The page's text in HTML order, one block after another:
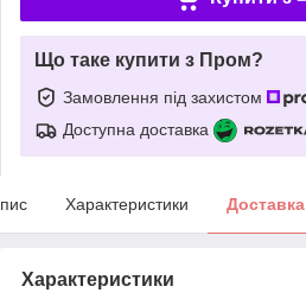
Що таке купити з Пром?
Замовлення під захистом
Доступна доставка
Характеристики Доставка
Характеристики